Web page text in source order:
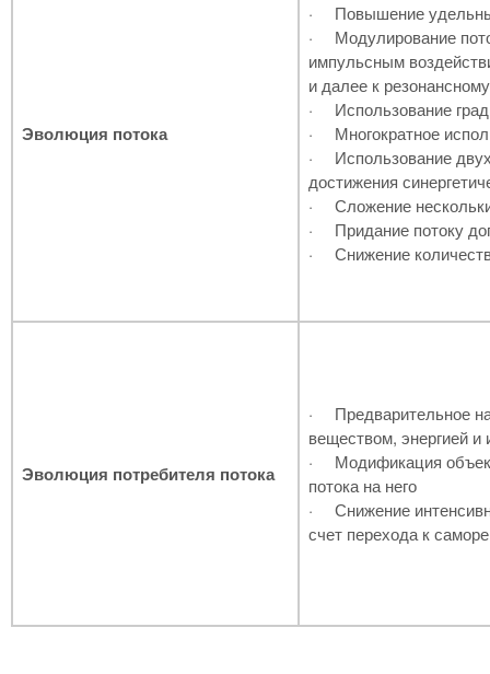
Эволюция потока
·
Повышение
·
Модулирование
импульсным
и далее к
·
Использование
·
Многократное
·
Использование
достижения
·
Сложение
·
Придание потоку
·
Снижение
Эволюция потребителя потока
·
Предварительное
веществом, энергией
·
Модификация
потока на него
·
Снижение
счет перехода к